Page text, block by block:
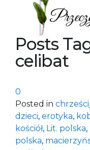
Posts
celibat
0
Posted in
dzieci, erotyka,
kościół, Lit. polska,
polska,